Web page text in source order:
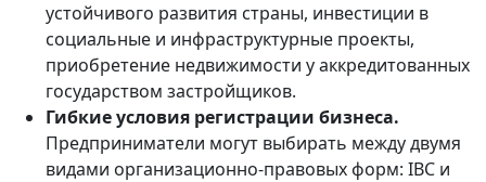
устойчивого развития страны, инвестиции в
социальные и инфраструктурные проекты,
приобретение недвижимости у аккредитованных
государством застройщиков.
Гибкие условия регистрации бизнеса.
Предприниматели могут выбирать между двумя
видами организационно-правовых форм: IBC и